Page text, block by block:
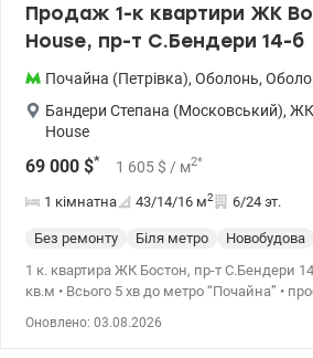
Продаж 1-к квартири ЖК
House, пр-т С.Бендери 14-б
Почайна (Петрівка), Оболонь,
Бандери Степана (Московський), ЖК
House
69 000 $* 1 605 $ / м2*
1 кімнатна 43/14/16 м2 6/24 эт.
Без ремонту Біля метро Новобудова
1 к. квартира ЖК Бостон, пр-т С.Бендери
кв.м • Всього 5 хв до метро “Почайна” •
Оновлено: 03.08.2026